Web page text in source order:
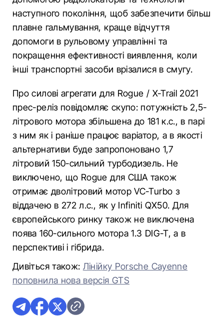
наступного покоління, щоб забезпечити більш
плавне гальмування, краще відчуття
допомоги в рульовому управлінні та
покращення ефективності виявлення, коли
інші транспортні засоби врізалися в смугу.
Про силові агрегати для Rogue / X-Trail 2021
прес-реліз повідомляє скупо: потужність 2,5-
літрового мотора збільшена до 181 к.с., в парі
з ним як і раніше працює варіатор, а в якості
альтернативи буде запропоновано 1,7
літровий 150-сильний турбодизель. Не
виключено, що Rogue для США також
отримає дволітровий мотор VC-Turbo з
віддачею в 272 л.с., як у Infiniti QX50. Для
європейського ринку також не виключена
поява 160-сильного мотора 1.3 DIG-T, а в
перспективі і гібрида.
Дивіться також: Лінійку Porsche Cayenne
поповнила нова версія GTS